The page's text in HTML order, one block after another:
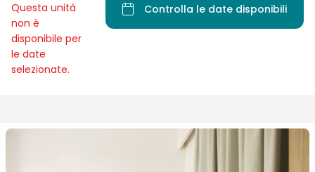
Questa unità
non è
disponibile per
le date
selezionate.
Controlla le date disponibili